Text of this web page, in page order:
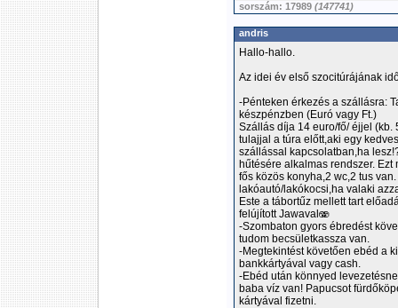
sorszám: 17989 (147741)
andris
Hallo-hallo.
Az idei év első szocitúrájának
-Pénteken érkezés a szállásra:
készpénzben (Euró vagy Ft.)
Szállás díja 14 euro/fő/ éjjel (kb.
tulajjal a túra előtt,aki egy
szállással kapcsolatban,ha
hűtésére alkalmas rendszer.
fős közös konyha,2 wc,2 tus
lakóautó/lakókocsi,ha valaki
Este a tábortűz mellett tart
felújított Jawaval🫨
-Szombaton gyors ébredést
tudom becsületkassza van.
-Megtekintést követően ebéd a
bankkártyával vagy cash.
-Ebéd után könnyed
baba víz van! Papucsot
kártyával fizetni.